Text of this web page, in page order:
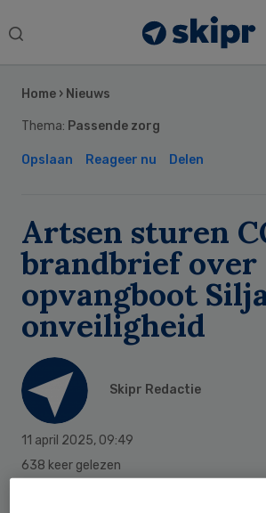
Search
Home › Nieuws
Thema: Passende zorg
Opslaan Reageer nu Delen
Artsen sturen
brandbrief over
opvangboot
onveiligheid
Skipr Redactie
11 april 2025, 09:49
638 keer gelezen
Sidebar